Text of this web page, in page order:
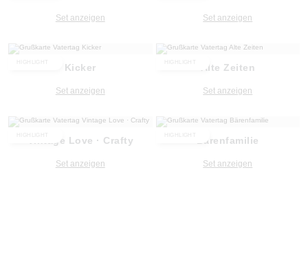
Set anzeigen Set anzeigen
Kicker
Set anzeigen
Alte Zeiten
Set anzeigen
Vintage Love · Crafty
Set anzeigen
Bärenfamilie
Set anzeigen